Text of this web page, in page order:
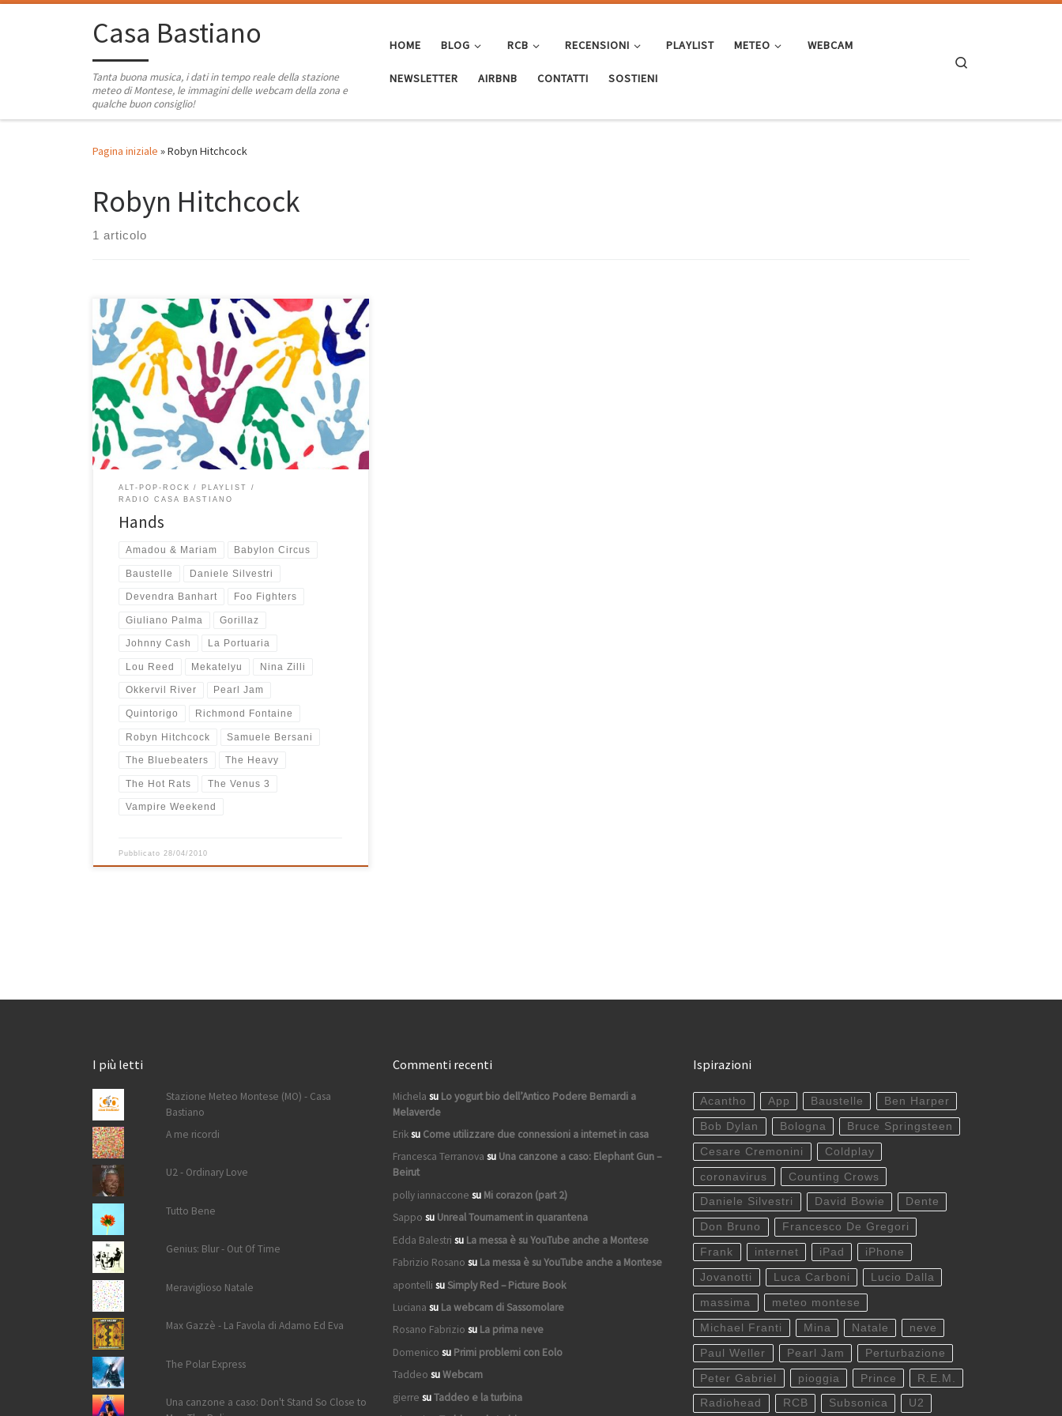
Passa al contenutoCasa Bastiano
Tanta buona musica, i dati in tempo reale della stazione
meteo di Montese, le immagini delle webcam della zona e
qualche buon consiglio!
HOME BLOG RCB RECENSIONI PLAYLIST METEO WEBCAM
NEWSLETTER AIRBNB CONTATTI SOSTIENI
Pagina iniziale »Robyn Hitchcock
Robyn Hitchcock
1 articolo
Playlist solare, oserei dire quasi estiva (sì dai, ormai si
può dire!). Parte rock con Foo Fighters, Pearl Jam e
The Hot Rats, prosegue tra pop e world con The
Heavy, Babylon Circus, Vampire Weekend e La
Porutaria su tutti, torna rock con Gorillaz, Okkervil River
e Richmond Fontaine e […]
ALT-POP-ROCK
PLAYLIST
RADIO CASA BASTIANO
Hands
Amadou & Mariam Babylon Circus
Baustelle Daniele Silvestri
Devendra Banhart Foo Fighters
Giuliano Palma Gorillaz
Johnny Cash La Portuaria
Lou Reed Mekatelyu Nina Zilli
Okkervil River Pearl Jam
Quintorigo Richmond Fontaine
Robyn Hitchcock Samuele Bersani
The Bluebeaters The Heavy
The Hot Rats The Venus 3
Vampire Weekend
Pubblicato28/04/2010
I più letti
Stazione Meteo Montese (MO) - Casa
Bastiano
A me ricordi
U2 - Ordinary Love
Tutto Bene
Genius: Blur - Out Of Time
Meraviglioso Natale
Max Gazzè - La Favola di Adamo Ed Eva
The Polar Express
Una canzone a caso: Don't Stand So Close to
Commenti recenti
Michela su Lo yogurt bio dell’Antico Podere Bernardi a
Melaverde
Eriksu Come utilizzare due connessioni a internet in casa
Francesca Terranova su Una canzone a caso: Elephant Gun –
Beirut
polly iannaccone su Mi corazon (part 2)
Sappo su Unreal Tournament in quarantena
Edda Balestri su La messa è su YouTube anche a Montese
Fabrizio Rosano su La messa è su YouTube anche a Montese
apontelli suSimply Red – Picture Book
Luciana su La webcam di Sassomolare
Rosano Fabrizio su La prima neve
Domenico su Primi problemi con Eolo
Taddeo suWebcam
gierre suTaddeo e la turbina
Ispirazioni
Acantho App Baustelle Ben Harper
Bob Dylan Bologna Bruce Springsteen
Cesare Cremonini Coldplay
coronavirus Counting Crows
Daniele Silvestri David Bowie Dente
Don Bruno Francesco De Gregori
Frank internet iPad iPhone
Jovanotti Luca Carboni Lucio Dalla
massima meteo montese
Michael Franti Mina Natale neve
Paul Weller Pearl Jam Perturbazione
Peter Gabriel pioggia Prince R.E.M.
Radiohead RCB Subsonica U2